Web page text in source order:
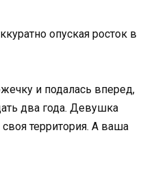
опуская росток в
и подалась вперед,
два года. Девушка
территория. А ваша